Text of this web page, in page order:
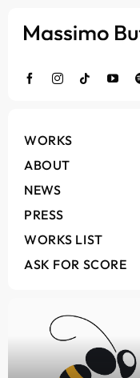
WORKS
ABOUT
NEWS
PRESS
WORKS LIST
ASK FOR SCORE